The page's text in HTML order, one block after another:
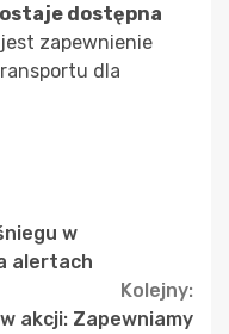
dostępna
zapewnienie
dla
w
alertach
Kolejny:
akcji: Zapewniamy